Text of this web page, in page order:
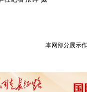
本网部分展示